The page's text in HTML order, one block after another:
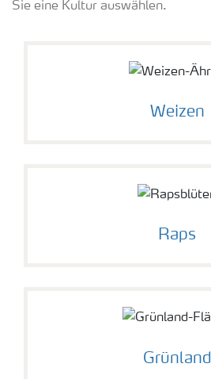
Zukunft anpacken
Düngeranwendung
Sie eine Kultur auswählen.
Weizen
Raps
Grünland